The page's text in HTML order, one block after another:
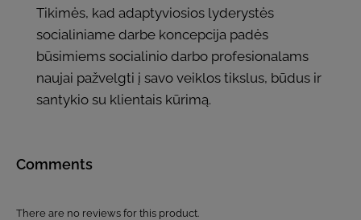
Tikimės, kad adaptyviosios lyderystės
socialiniame darbe koncepcija padės
būsimiems socialinio darbo profesionalams
naujai pažvelgti į savo veiklos tikslus, būdus ir
santykio su klientais kūrimą.
Comments
There are no reviews for this product.